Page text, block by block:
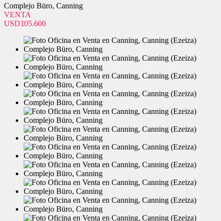
Complejo Büro, Canning
VENTA
USD105.600